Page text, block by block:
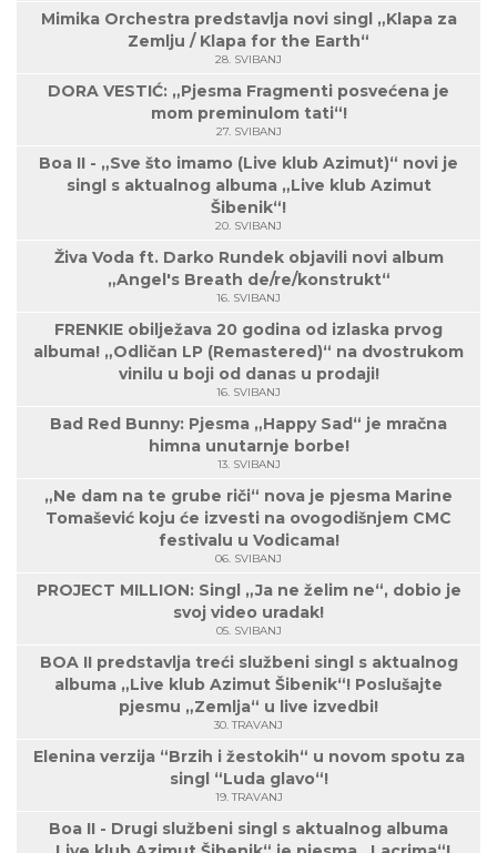
Mimika Orchestra predstavlja novi singl „Klapa za
Zemlju / Klapa for the Earth“
28. SVIBANJ
DORA VESTIĆ: „Pjesma Fragmenti posvećena je
mom preminulom tati“!
27. SVIBANJ
Boa II - „Sve što imamo (Live klub Azimut)“ novi je
singl s aktualnog albuma „Live klub Azimut
Šibenik“!
20. SVIBANJ
Živa Voda ft. Darko Rundek objavili novi album
„Angel's Breath de/re/konstrukt“
16. SVIBANJ
FRENKIE obilježava 20 godina od izlaska prvog
albuma! „Odličan LP (Remastered)“ na dvostrukom
vinilu u boji od danas u prodaji!
16. SVIBANJ
Bad Red Bunny: Pjesma „Happy Sad“ je mračna
himna unutarnje borbe!
13. SVIBANJ
„Ne dam na te grube riči“ nova je pjesma Marine
Tomašević koju će izvesti na ovogodišnjem CMC
festivalu u Vodicama!
06. SVIBANJ
PROJECT MILLION: Singl „Ja ne želim ne“, dobio je
svoj video uradak!
05. SVIBANJ
BOA II predstavlja treći službeni singl s aktualnog
albuma „Live klub Azimut Šibenik“! Poslušajte
pjesmu „Zemlja“ u live izvedbi!
30. TRAVANJ
Elenina verzija “Brzih i žestokih“ u novom spotu za
singl “Luda glavo“!
19. TRAVANJ
Boa II - Drugi službeni singl s aktualnog albuma